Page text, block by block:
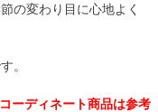
の変わり目に心地よく
。
ーディネート商品は参考